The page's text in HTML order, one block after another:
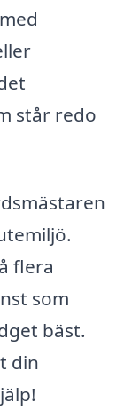
står redo
flera
som
bäst.
din